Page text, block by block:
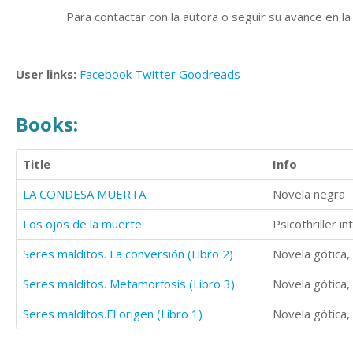
Para contactar con la autora o seguir su avance en la
User links: Facebook Twitter Goodreads
Books:
Title
Info
LA CONDESA MUERTA
Novela negra
Los ojos de la muerte
Psicothriller
Seres malditos. La conversión (Libro 2)
Novela
Seres malditos. Metamorfosis (Libro 3)
Novela
Seres malditos.El origen (Libro 1)
Novela